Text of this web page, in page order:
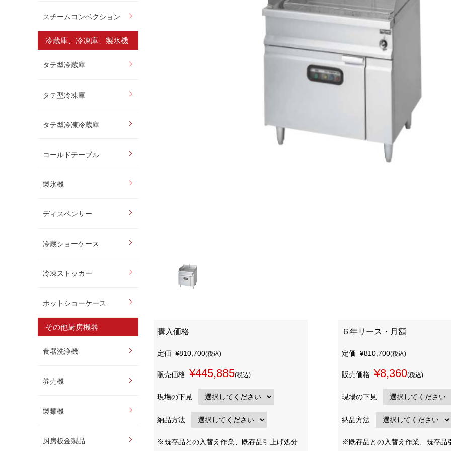
スチームコンベクション
冷蔵庫、冷凍庫、製氷機
タテ型冷蔵庫
タテ型冷凍庫
タテ型冷凍冷蔵庫
コールドテーブル
製氷機
ディスペンサー
冷蔵ショーケース
冷凍ストッカー
ホットショーケース
その他厨房機器
食器洗浄機
券売機
製麺機
厨房板金製品
購入価格
定価 ¥810,700(税込)
販売価格 ¥445,885(税込)
現場の下見
納品方法
※既存品との入替え作業、既存品引上げ処分
６年リース・月額
定価 ¥810,700(税込)
販売価格 ¥8,360(税込)
現場の下見
納品方法
※既存品との入替え作業、既存品